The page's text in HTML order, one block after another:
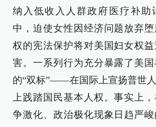
纳入低收入人群政府医疗补助
中，迫使女性因经济问题放弃
权的宪法保护将对美国妇女权
害。一系列行为充分暴露了美
的“双标”——在国际上宣扬普世
上践踏国民基本人权。事实上
争激化、政治极化现象日趋严